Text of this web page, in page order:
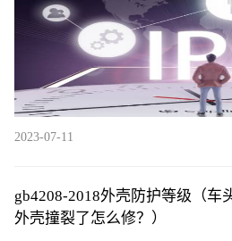
2023-07-11
gb4208-2018外壳防护等级（车
外壳撞裂了怎么修？）